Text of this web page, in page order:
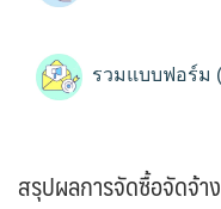
รวมแบบฟอร์ม
สรุปผลการจัดซื้อจัดจ้า